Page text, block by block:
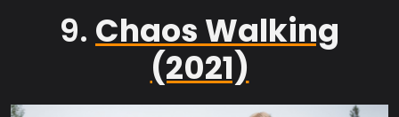
9. Chaos Walking
(2021)